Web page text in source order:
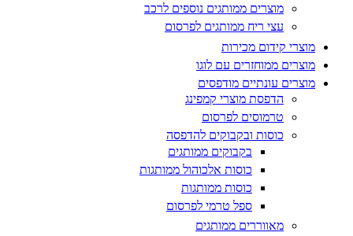
מוצרים ממותגים נוספים לרכב
עצי ריח ממותגים לפרסום
מוצרי קידום מכירות
מוצרים ממוחזרים עם לוגו
מוצרים עונתיים מודפסים
הדפסת מוצרי קמפינג
טרמוסים לפרסום
כוסות ובקבוקים להדפסה
בקבוקים ממותגים
כוסות אלכוהול ממותגות
כוסות ממותגות
ספל טרמי לפרסום
מאווררים ממותגים